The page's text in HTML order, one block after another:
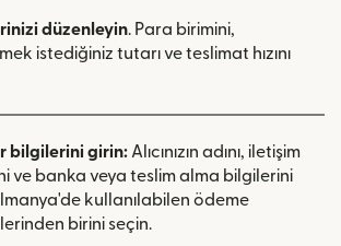
düzenleyin. Para birimini,
istediğiniz tutarı ve teslimat hızını
bilgilerini girin: Alıcınızın adını, iletişim
ve banka veya teslim alma bilgilerini
kullanılabilen ödeme
birini seçin.